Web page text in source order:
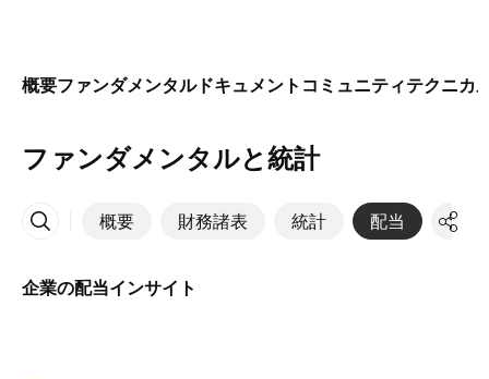
概要ファンダメンタルドキュメント コミュニティテクニカ
ファンダメンタルと統計
概要 財務諸表 統計 配当 決算
その他
企業の配当インサイト